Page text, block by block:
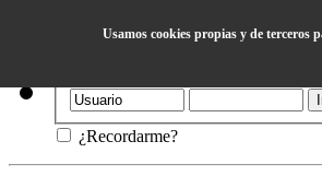
¿Recordarme?
Usamos cookies propias y de terceros